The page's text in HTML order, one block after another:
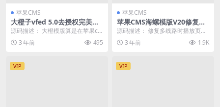
苹果CMS
大橙子vfed 5.0去授权完美破
解主题
源码描述： 大橙模版算是在苹果cm
s众多主题里，较为亮眼的一款了，
主题简洁，功能...
3 年前 495
苹果CMS
苹果CMS海螺模版V20修复
版，加广告代码
源码描述： 修复多线路时播放页列
表点其他线路还是播放默认线路的
问题 修复前台黑白...
3 年前 1.9K
VIP VIP